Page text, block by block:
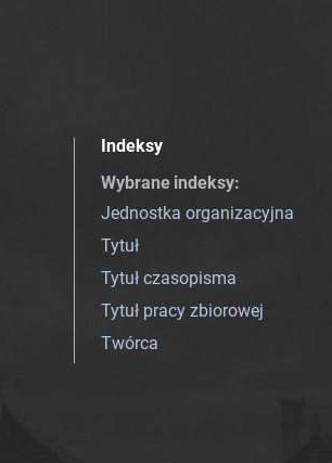
Indeksy
Wybrane indeksy:
Jednostka organizacyjna
Tytuł
Tytuł czasopisma
Tytuł pracy zbiorowej
Twórca